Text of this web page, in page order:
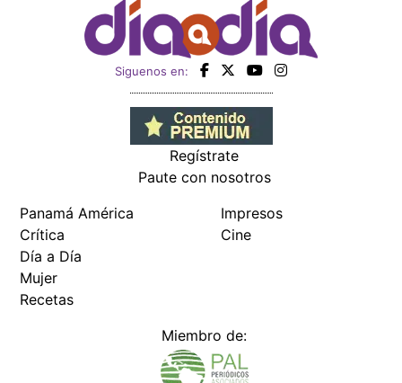
Siguenos en:
Regístrate
Paute con nosotros
Panamá América
Crítica
Día a Día
Mujer
Recetas
Impresos
Cine
Miembro de: